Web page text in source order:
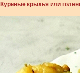
Куриные крылья или